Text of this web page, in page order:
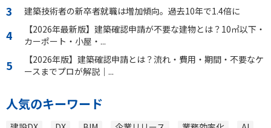
建築技術者の新卒者就職は増加傾向。過去10年で1.4倍に
【2026年最新版】建築確認申請が不要な建物とは？10㎡以下・
カーポート・小屋・...
【2026年版】建築確認申請とは？流れ・費用・期間・不要なケ
ースまでプロが解説｜...
人気のキーワード